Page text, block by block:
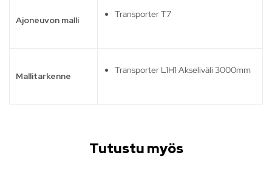
Ajoneuvon malli
Transporter T7
Mallitarkenne
Transporter L1H1 Akseliväli 3000mm
Tutustu myös